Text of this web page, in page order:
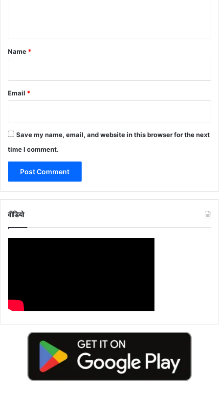
*
Name *
Email *
Save my name, email, and website in this browser for the next
time I comment.
वीडियो